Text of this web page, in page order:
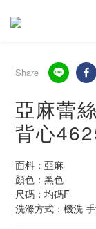
Share
亞麻蕾
背心
面料：亞麻
顏色：黑色
尺碼：均碼F
洗滌方式：機洗